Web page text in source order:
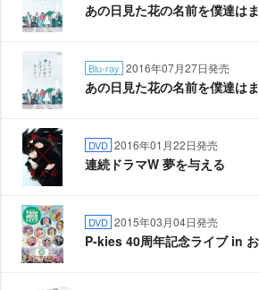
あの日見た花の名前を僕達はま
Blu-ray 2016年07月27日発売
あの日見た花の名前を僕達はま
DVD 2016年01月22日発売
連続ドラマW 夢を与える
DVD 2015年03月04日発売
P-kies 40周年記念ライブ in